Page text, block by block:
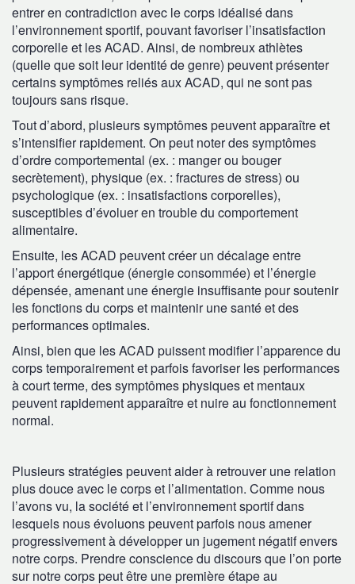
entrer en contradiction avec le corps idéalisé dans
l’environnement sportif, pouvant favoriser l’insatisfaction
corporelle et les ACAD. Ainsi, de nombreux athlètes
(quelle que soit leur identité de genre) peuvent présenter
certains symptômes reliés aux ACAD, qui ne sont pas
toujours sans risque.
Tout d’abord, plusieurs symptômes peuvent apparaître et
s’intensifier rapidement. On peut noter des symptômes
d’ordre comportemental (ex. : manger ou bouger
secrètement), physique (ex. : fractures de stress) ou
psychologique (ex. : insatisfactions corporelles),
susceptibles d’évoluer en trouble du comportement
alimentaire.
Ensuite, les ACAD peuvent créer un décalage entre
l’apport énergétique (énergie consommée) et l’énergie
dépensée, amenant une énergie insuffisante pour soutenir
les fonctions du corps et maintenir une santé et des
performances optimales.
Ainsi, bien que les ACAD puissent modifier l’apparence du
corps temporairement et parfois favoriser les performances
à court terme, des symptômes physiques et mentaux
peuvent rapidement apparaître et nuire au fonctionnement
normal.
Plusieurs stratégies peuvent aider à retrouver une relation
plus douce avec le corps et l’alimentation. Comme nous
l’avons vu, la société et l’environnement sportif dans
lesquels nous évoluons peuvent parfois nous amener
progressivement à développer un jugement négatif envers
notre corps. Prendre conscience du discours que l’on porte
sur notre corps peut être une première étape au